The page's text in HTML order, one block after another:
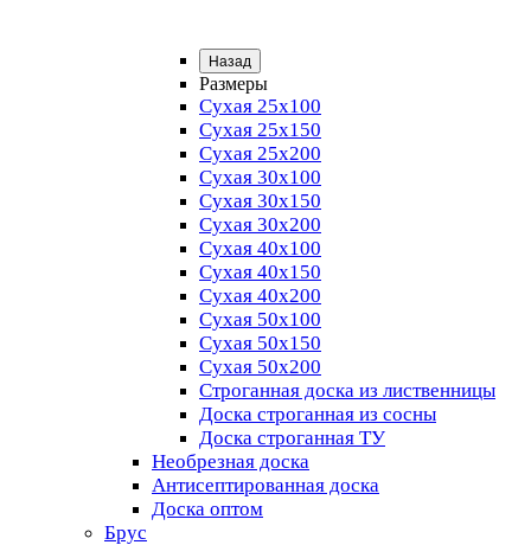
Назад
Размеры
Сухая 25х100
Сухая 25х150
Сухая 25х200
Сухая 30х100
Сухая 30х150
Сухая 30х200
Сухая 40х100
Сухая 40х150
Сухая 40х200
Сухая 50х100
Сухая 50х150
Сухая 50х200
Строганная доска из лиственницы
Доска строганная из сосны
Доска строганная ТУ
Необрезная доска
Антисептированная доска
Доска оптом
Брус